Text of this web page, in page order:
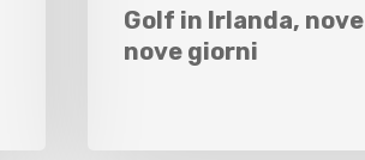
Golf in Irlanda,
nove giorni